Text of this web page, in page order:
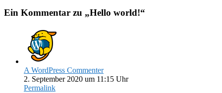
Ein Kommentar zu „Hello world!“
A WordPress Commenter
2. September 2020 um 11:15 Uhr
Permalink